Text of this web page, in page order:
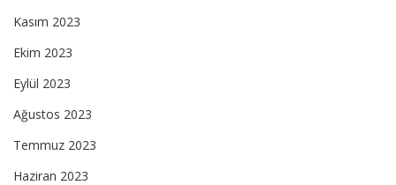
Kasım 2023
Ekim 2023
Eylül 2023
Ağustos 2023
Temmuz 2023
Haziran 2023